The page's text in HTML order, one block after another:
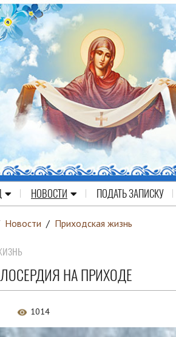
НОВОСТИ ПОДАТЬ ЗАПИСКУ
Новости / Приходская жизнь
НА ПРИХОДЕ
1014